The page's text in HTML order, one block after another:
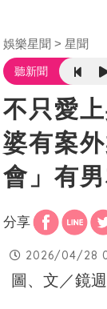
娛樂星聞 星聞
聽新聞
不只愛
婆有案
會」有
分享
2026/04/28
圖、文／鏡